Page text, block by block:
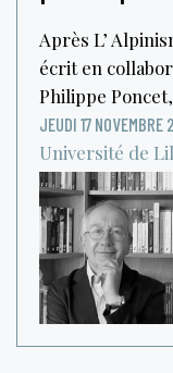
Après L’
écrit en
Philippe
JEUDI 17 NOVEMBRE
Université de